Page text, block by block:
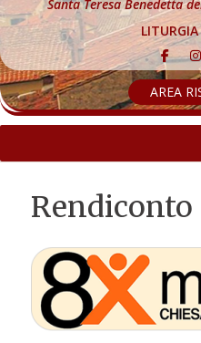
Santa Teresa Benedetta
AREA